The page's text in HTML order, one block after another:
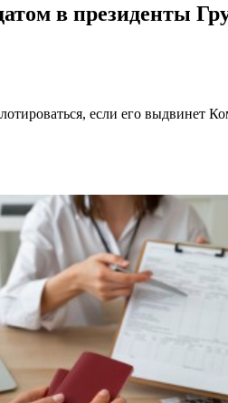
в президенты
если его выдвинет